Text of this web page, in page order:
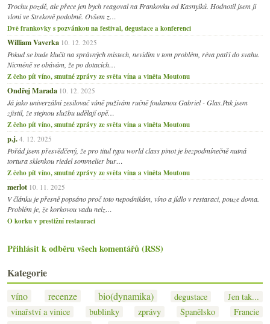
Trochu pozdě, ale přece jen bych reagoval na Frankovku od Kasnyiků. Hodnotil jsem ji
vloni ve Strekově podobně. Ovšem z…
Dvě frankovky s pozvánkou na festival, degustace a konferenci
William Vaverka 10. 12. 2025
Pokud se bude klučit na správných místech, nevidím v tom problém, réva patří do svahu.
Nicméně se obávám, že po dotacích…
Z čeho pít víno, smutné zprávy ze světa vína a viněta Moutonu
Ondřej Marada 10. 12. 2025
Já jako univerzální zesilovač vůně pužívám ručně foukanou Gabriel - Glas.Pak jsem
zjistil, že stejnou službu udělají opě…
Z čeho pít víno, smutné zprávy ze světa vína a viněta Moutonu
p.j. 4. 12. 2025
Pořád jsem přesvědčený, že pro titul typu world class pinot je bezpodmínečně nutná
tortura sklenkou riedel sommelier bur…
Z čeho pít víno, smutné zprávy ze světa vína a viněta Moutonu
merlot 10. 11. 2025
V článku je přesně popsáno proč toto nepodnikám, víno a jídlo v restaraci, pouze doma.
Problém je, že korkovou vadu nelz…
O korku v prestižní restauraci
Přihlásit k odběru všech komentářů (RSS)
Kategorie
víno recenze bio(dynamika) degustace
Jen tak...
vinařství a vinice
bublinky zprávy Španělsko
Francie